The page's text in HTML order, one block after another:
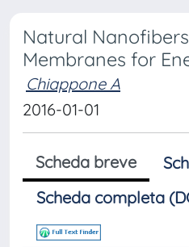
Natural
Membranes for
Chiappone A
2016-01-01
Scheda breve
Scheda completa